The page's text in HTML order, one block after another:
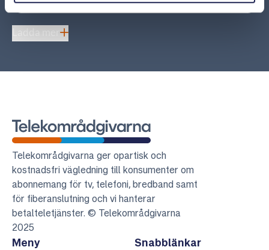
Ladda mer
Telekområdgivarna
Telekområdgivarna ger opartisk och
kostnadsfri vägledning till konsumenter om
abonnemang för tv, telefoni, bredband samt
för fiberanslutning och vi hanterar
betalteletjänster. © Telekområdgivarna
2025
Meny Snabblänkar